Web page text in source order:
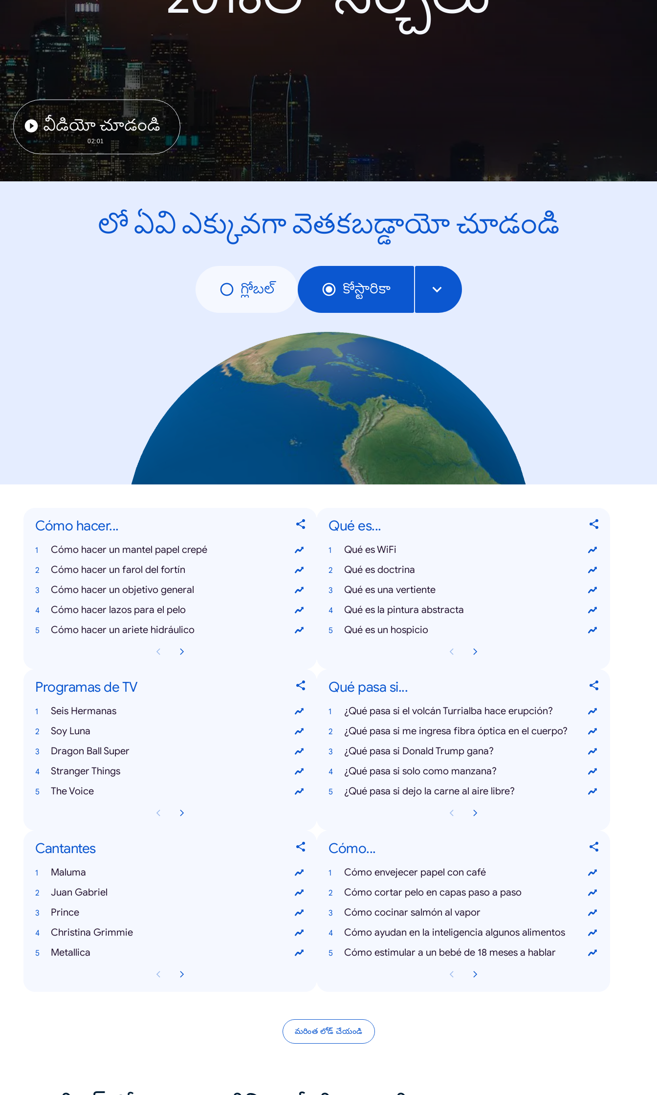
వీడియో చూడండి
02:01
లో ఏవి ఎక్కువగా వెతకబడ్డాయో చూడండి
గ్లోబల్ కోస్టారికా
Cómo hacer...
Cómo hacer un mantel papel crepé
Cómo hacer un farol del fortín
Cómo hacer un objetivo general
Cómo hacer lazos para el pelo
Cómo hacer un ariete hidráulico
Qué es...
Qué es WiFi
Qué es doctrina
Qué es una vertiente
Qué es la pintura abstracta
Qué es un hospicio
Programas de TV
Seis Hermanas
Soy Luna
Dragon Ball Super
Stranger Things
The Voice
Qué pasa si...
¿Qué pasa si el volcán Turrialba hace erupción?
¿Qué pasa si me ingresa fibra óptica en el cuerpo?
¿Qué pasa si Donald Trump gana?
¿Qué pasa si solo como manzana?
¿Qué pasa si dejo la carne al aire libre?
Cantantes
Maluma
Juan Gabriel
Prince
Christina Grimmie
Metallica
Cómo...
Cómo envejecer papel con café
Cómo cortar pelo en capas paso a paso
Cómo cocinar salmón al vapor
Cómo ayudan en la inteligencia algunos alimentos
Cómo estimular a un bebé de 18 meses a hablar
మరింత లోడ్ చేయండి